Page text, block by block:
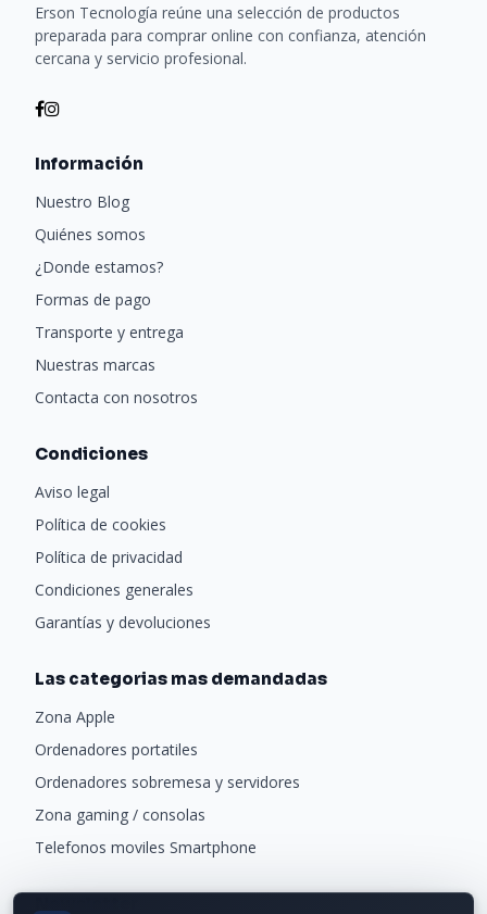
Erson Tecnología reúne una selección de productos
preparada para comprar online con confianza, atención
cercana y servicio profesional.
Información
Nuestro Blog
Quiénes somos
¿Donde estamos?
Formas de pago
Transporte y entrega
Nuestras marcas
Contacta con nosotros
Condiciones
Aviso legal
Política de cookies
Política de privacidad
Condiciones generales
Garantías y devoluciones
Las categorias mas demandadas
Zona Apple
Ordenadores portatiles
Ordenadores sobremesa y servidores
Zona gaming / consolas
Telefonos moviles Smartphone